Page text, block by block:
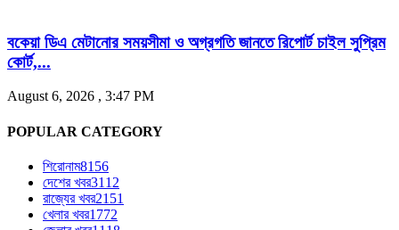
বকেয়া ডিএ মেটানোর সময়সীমা ও অগ্রগতি জানতে রিপোর্ট চাইল সুপ্রিম
কোর্ট,...
August 6, 2026 , 3:47 PM
POPULAR CATEGORY
শিরোনাম8156
দেশের খবর3112
রাজ্যের খবর2151
খেলার খবর1772